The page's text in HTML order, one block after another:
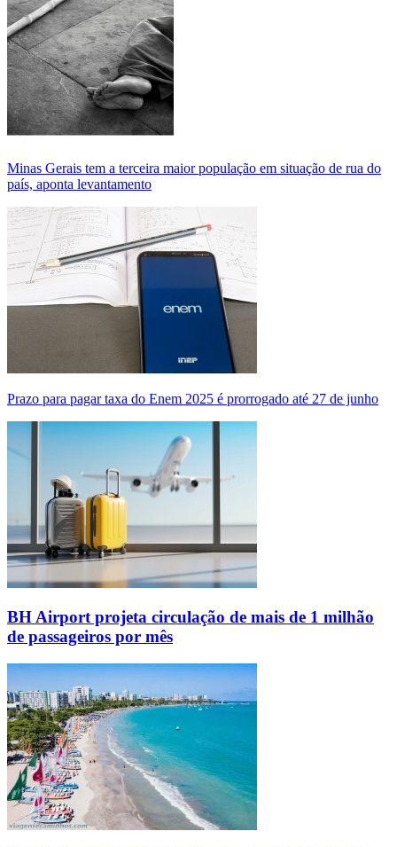
Minas Gerais tem a terceira maior população em situação de rua do
país, aponta levantamento
Prazo para pagar taxa do Enem 2025 é prorrogado até 27 de junho
BH Airport projeta circulação de mais de 1 milhão
de passageiros por mês